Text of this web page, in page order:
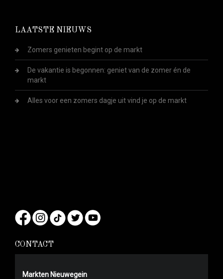
LAATSTE NIEUWS
Zomers genieten begint op de markt
De vakantie is begonnen: geniet van de zomer én de
markt
Alles voor een zomers dagje uit vind je op de markt
CONTACT
Markten Nieuwegein